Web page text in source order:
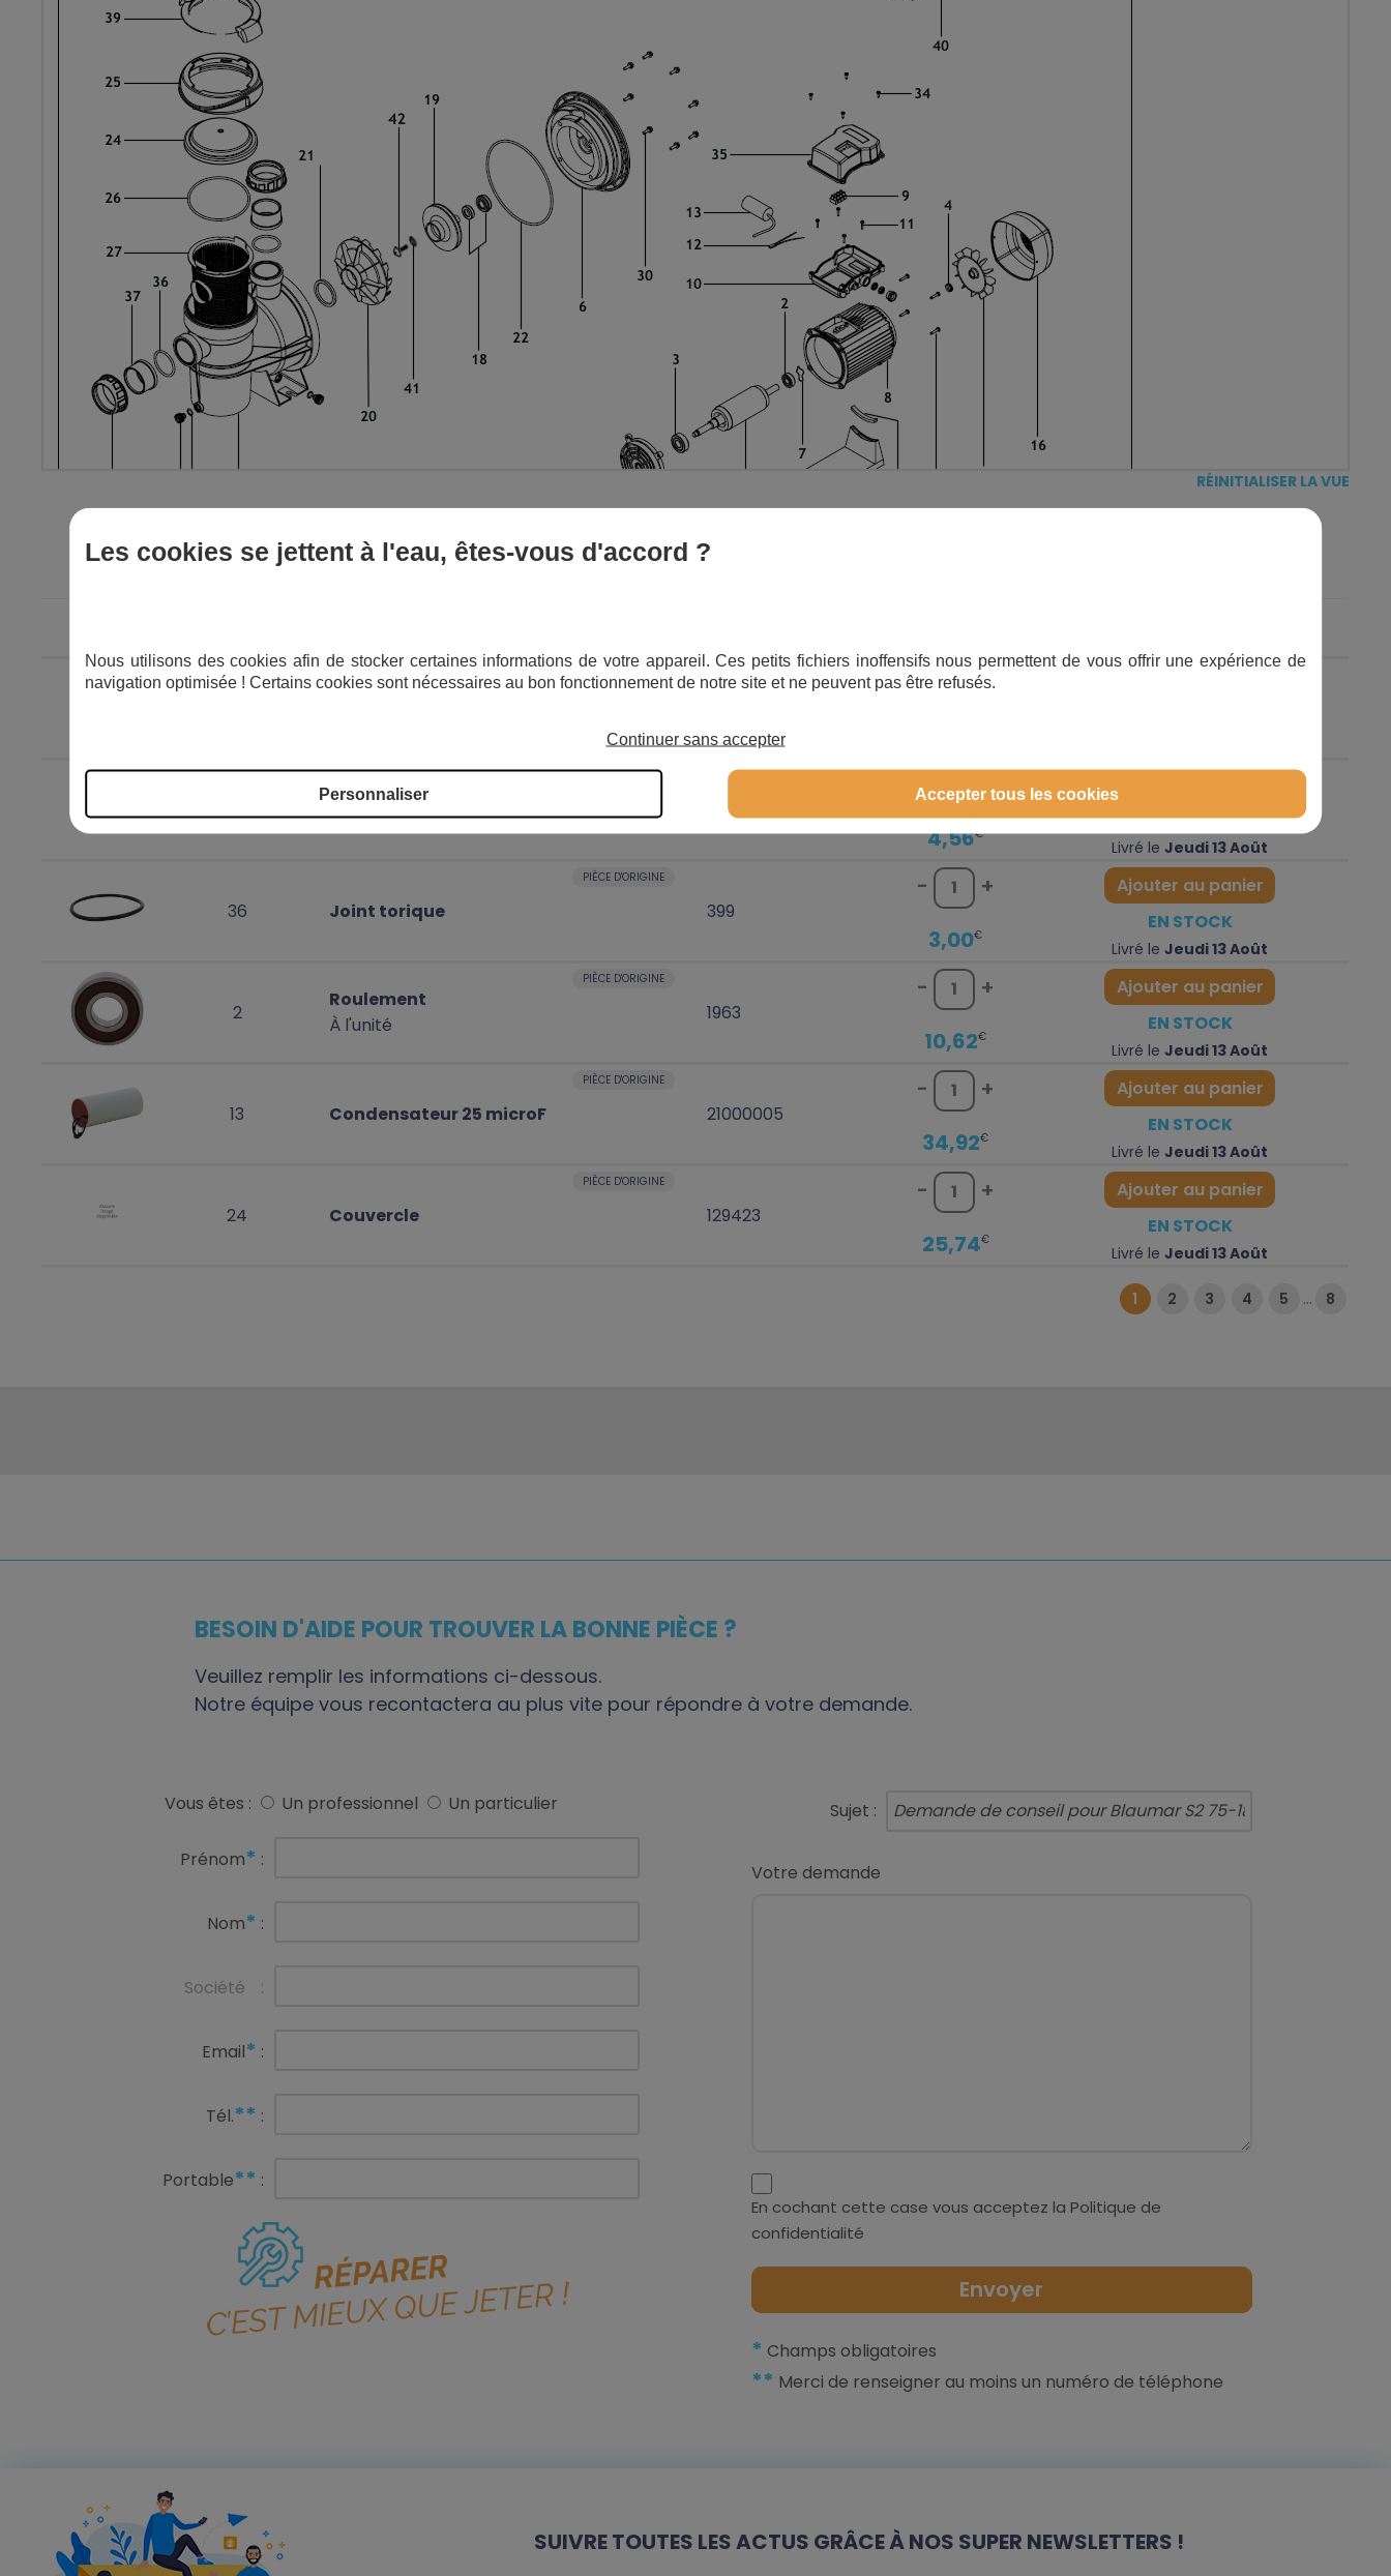
RÉINITIALISER LA VUE
IMAGE REPÈRE DÉSIGNATION
PIÈCE D'ORIGINE
Garniture mécanique
-
+
21
PIÈCE D'ORIGINE
Joint 324
-
+
4,56€
EN STOCK
Livré leJeudi 13 Août
36
PIÈCE D'ORIGINE
Joint torique 399
-
+
3,00€
Ajouter au panier
EN STOCK
Livré leJeudi 13 Août
2
PIÈCE D'ORIGINE
Roulement
À l'unité
1963
-
+
10,62€
Ajouter au panier
EN STOCK
Livré leJeudi 13 Août
13
PIÈCE D'ORIGINE
Condensateur 25 microF 21000005
-
+
34,92€
Ajouter au panier
EN STOCK
Livré leJeudi 13 Août
24
PIÈCE D'ORIGINE
Couvercle 129423
-
+
25,74€
Ajouter au panier
EN STOCK
Livré leJeudi 13 Août
1 2 3 4 5 … 8
BESOIN D'AIDE POUR TROUVER LA BONNE PIÈCE ?
Veuillez remplir les informations ci-dessous.
Notre équipe vous recontactera au plus vite pour répondre à votre demande.
Vous êtes : Un professionnel Un particulier
Prénom* :
Nom* :
Société :
Email* :
Tél.** :
Portable** :
Sujet :
Votre demande
En cochant cette case vous acceptez la Politique de
confidentialité
* Champs obligatoires
** Merci de renseigner au moins un numéro de téléphone
SUIVRE TOUTES LES ACTUS GRÂCE À NOS SUPER NEWSLETTERS !
Les cookies se jettent à l'eau, êtes-vous d'accord ?
Nous utilisons des cookies afin de stocker certaines informations de votre appareil. Ces petits fichiers inoffensifs nous permettent de vous offrir une expérience de
navigation optimisée ! Certains cookies sont nécessaires au bon fonctionnement de notre site et ne peuvent pas être refusés.
Continuer sans accepter
Personnaliser Accepter tous les cookies